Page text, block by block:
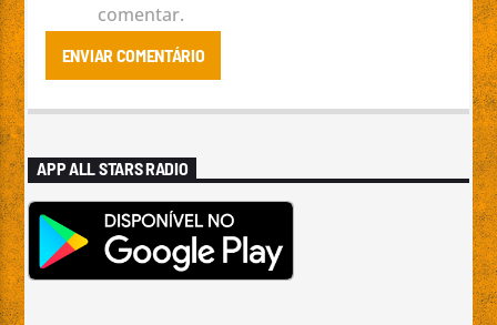
comentar.
APP ALL STARS RADIO